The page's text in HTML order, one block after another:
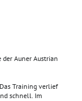
Auner Austrian
Training verlief
schnell. Im